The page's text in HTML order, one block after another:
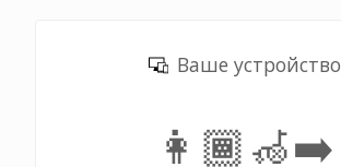
Ваше устройство
👩🏾‍🦽‍➡️